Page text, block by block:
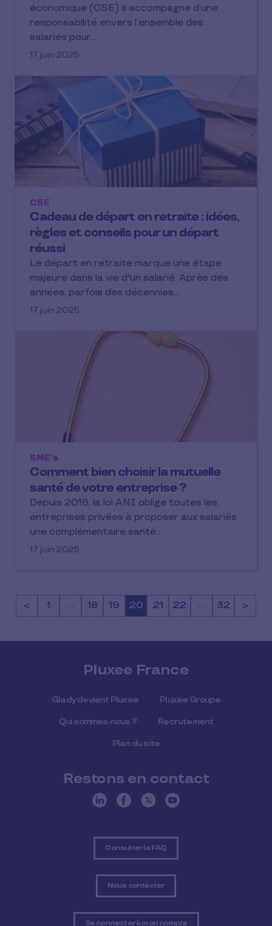
économique (CSE) s’accompagne d’une
responsabilité envers l’ensemble des
salariés pour…
17 juin 2025
Cadeau de départ en retraite : idées,
règles et conseils pour un départ
réussi
CSE
Le départ en retraite marque une étape
majeure dans la vie d'un salarié. Après des
années, parfois des décennies…
17 juin 2025
Comment bien choisir la mutuelle
santé de votre entreprise ?
SME's
Depuis 2016, la loi ANI oblige toutes les
entreprises privées à proposer aux salariés
une complémentaire santé…
17 juin 2025
< Page
1 … Page
18 Page
19 Page
20 Page
21 Page
22 … Page
32 >
Pluxee France
Glady devient Pluxee Pluxee Groupe
Qui sommes-nous ? Recrutement
Plan du site
Restons en contact
Consulter la FAQ
Nous contacter
Se connecter à mon compte